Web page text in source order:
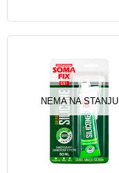
NEMA NA STANJU